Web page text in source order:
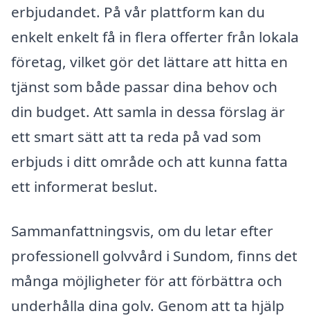
erbjudandet. På vår plattform kan du
enkelt enkelt få in flera offerter från lokala
företag, vilket gör det lättare att hitta en
tjänst som både passar dina behov och
din budget. Att samla in dessa förslag är
ett smart sätt att ta reda på vad som
erbjuds i ditt område och att kunna fatta
ett informerat beslut.
Sammanfattningsvis, om du letar efter
professionell golvvård i Sundom, finns det
många möjligheter för att förbättra och
underhålla dina golv. Genom att ta hjälp